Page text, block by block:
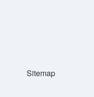
Sitemap